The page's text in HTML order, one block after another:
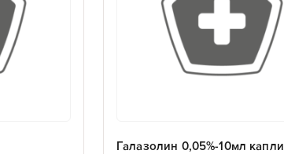
Галазолин 0,05%-10мл капли